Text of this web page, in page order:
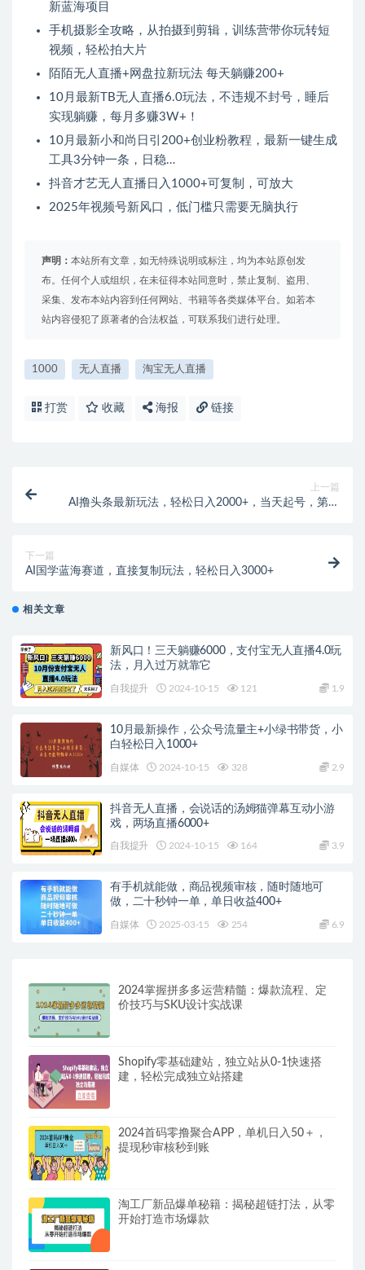
新蓝海项目
手机摄影全攻略，从拍摄到剪辑，训练营带你玩转短
视频，轻松拍大片
陌陌无人直播+网盘拉新玩法 每天躺赚200+
10月最新TB无人直播6.0玩法，不违规不封号，睡后
实现躺赚，每月多赚3W+！
10月最新小和尚日引200+创业粉教程，最新一键生成
工具3分钟一条，日稳…
抖音才艺无人直播日入1000+可复制，可放大
2025年视频号新风口，低门槛只需要无脑执行
声明： 本站所有文章，如无特殊说明或标注，均为本站原创发
布。任何个人或组织，在未征得本站同意时，禁止复制、盗用、
采集、发布本站内容到任何网站、书籍等各类媒体平台。如若本
站内容侵犯了原著者的合法权益，可联系我们进行处理。
1000 无人直播 淘宝无人直播
打赏 收藏 海报 链接
上一篇
AI撸头条最新玩法，轻松日入2000+，当天起号，第二
下一篇
AI国学蓝海赛道，直接复制玩法，轻松日入3000+
相关文章
新风口！三天躺赚6000，支付宝无人直播4.0玩
法，月入过万就靠它
自我提升 2024-10-15 121 1.9
10月最新操作，公众号流量主+小绿书带货，小
白轻松日入1000+
自媒体 2024-10-15 328 2.9
抖音无人直播，会说话的汤姆猫弹幕互动小游
戏，两场直播6000+
自我提升 2024-10-15 164 3.9
有手机就能做，商品视频审核，随时随地可
做，二十秒钟一单，单日收益400+
自媒体 2025-03-15 254 6.9
2024掌握拼多多运营精髓：爆款流程、定
价技巧与SKU设计实战课
Shopify零基础建站，独立站从0-1快速搭
建，轻松完成独立站搭建
2024首码零撸聚合APP，单机日入50＋，
提现秒审核秒到账
淘工厂新品爆单秘籍：揭秘超链打法，从零
开始打造市场爆款